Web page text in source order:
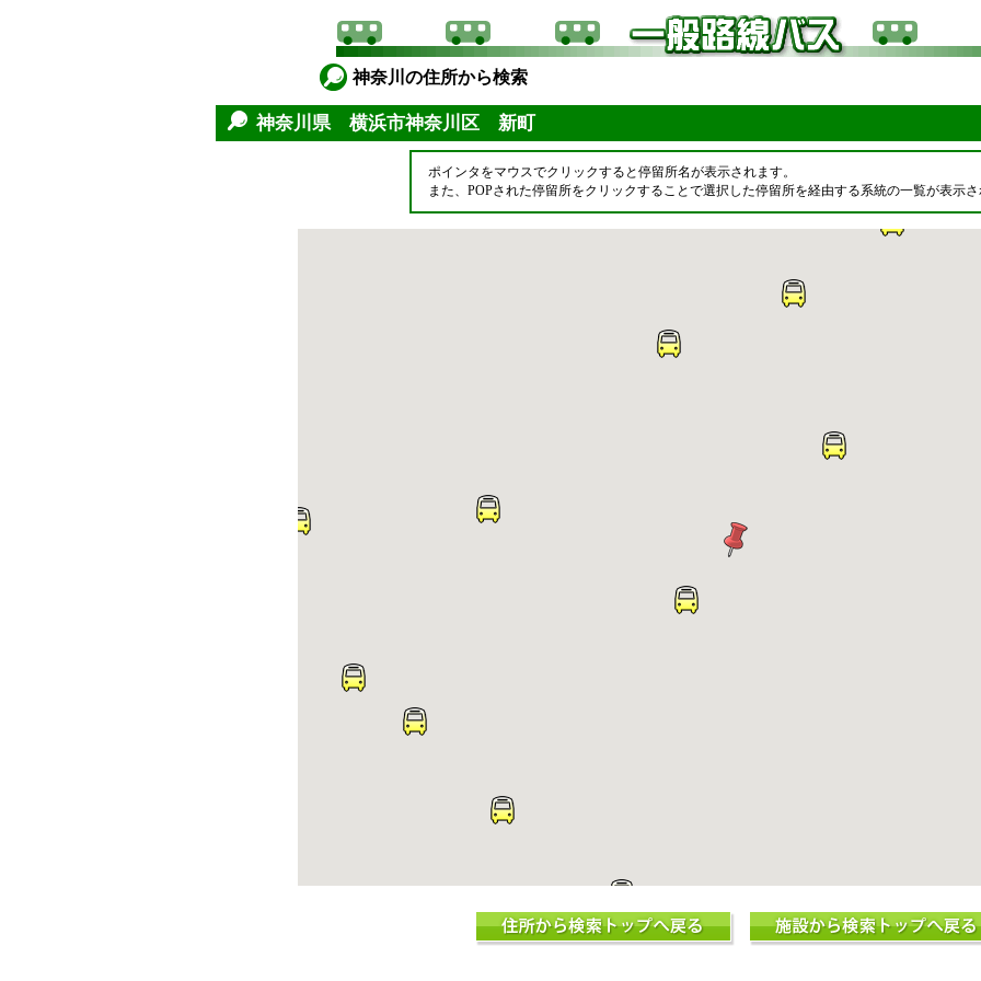
神奈川の住所から検索
神奈川県 横浜市神奈川区 新町
ポインタをマウスでクリックすると停留所名が表示されます。
また、POPされた停留所をクリックすることで選択した停留所を経由する系統の一覧が表示